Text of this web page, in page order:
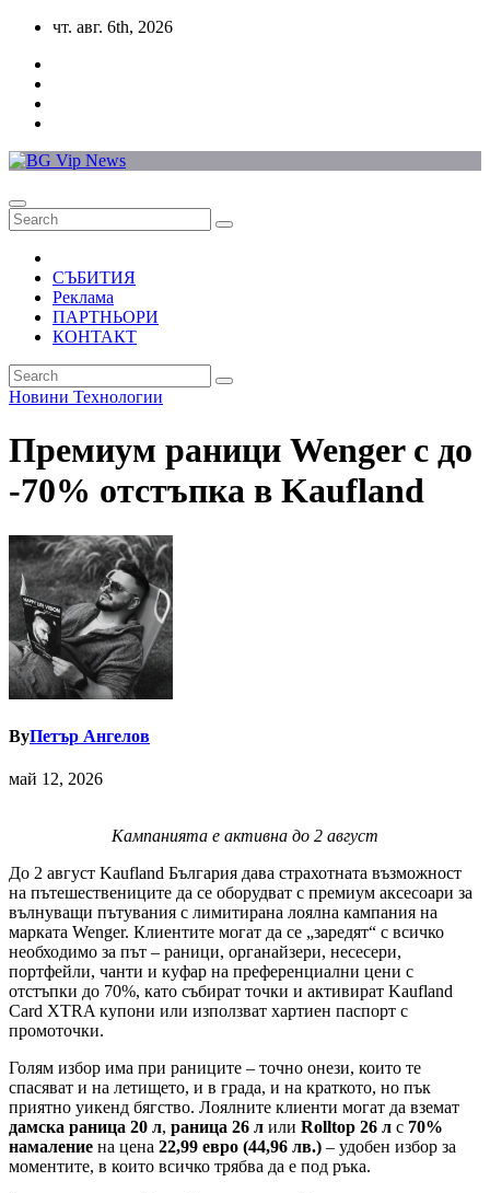
Skip
content
чт. авг. 6th, 2026
СЪБИТИЯ
Реклама
ПАРТНЬОРИ
КОНТАКТ
Новини Технологии
Премиум раници Wenger с до
-70% отстъпка в Kaufland
ByПетър Ангелов
май 12, 2026
Кампанията е активна до 2 август
До 2 август Kaufland България дава страхотната възможност
на пътешествениците да се оборудват с премиум аксесоари за
вълнуващи пътувания с лимитирана лоялна кампания на
марката Wenger. Клиентите могат да се „заредят“ с всичко
необходимо за път – раници, органайзери, несесери,
портфейли, чанти и куфар на преференциални цени с
отстъпки до 70%, като събират точки и активират Kaufland
Card XTRA купони или използват хартиен паспорт с
промоточки.
Голям избор има при раниците – точно онези, които те
спасяват и на летището, и в града, и на краткото, но пък
приятно уикенд бягство. Лоялните клиенти могат да вземат
дамска раница 20 л, раница 26 л или Rolltop 26 л с 70%
намаление на цена 22,99 евро (44,96 лв.) – удобен избор за
моментите, в които всичко трябва да е под ръка.